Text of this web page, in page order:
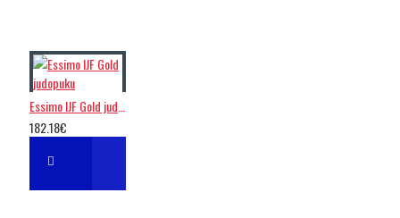
182.18€